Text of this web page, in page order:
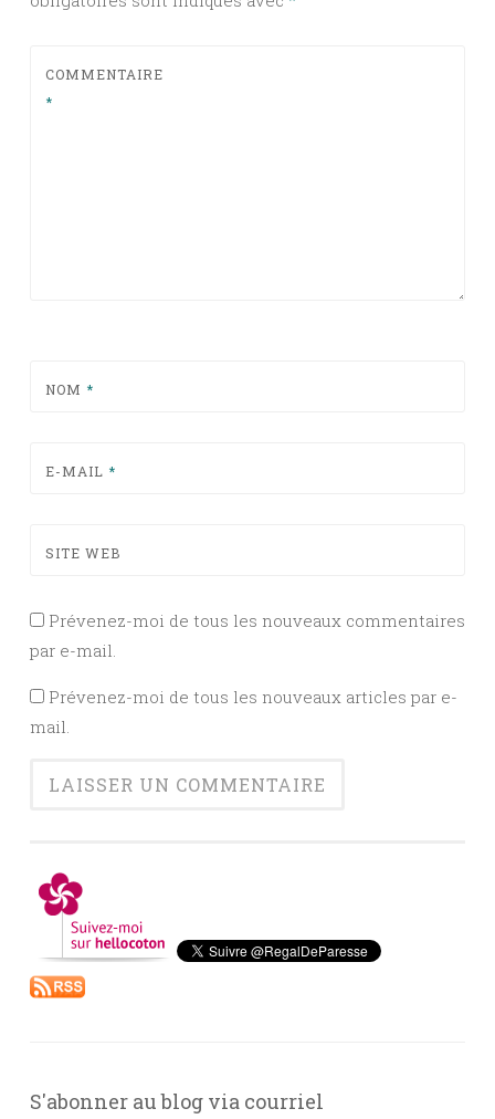
COMMENTAIRE
*
NOM *
E-MAIL *
SITE WEB
Prévenez-moi de tous les nouveaux commentaires
par e-mail.
Prévenez-moi de tous les nouveaux articles par e-
mail.
S'abonner au blog via courriel